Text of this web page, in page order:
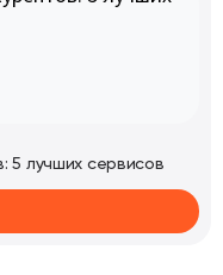
5 лучших сервисов